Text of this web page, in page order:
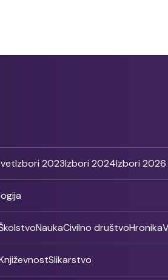
Izbori 2023Izbori 2024Izbori 2026
NaukaCivilno društvoHronika
Slikarstvo